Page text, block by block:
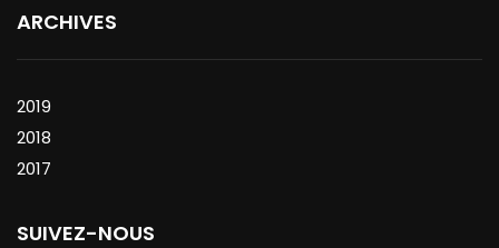
ARCHIVES
2019
2018
2017
SUIVEZ-NOUS